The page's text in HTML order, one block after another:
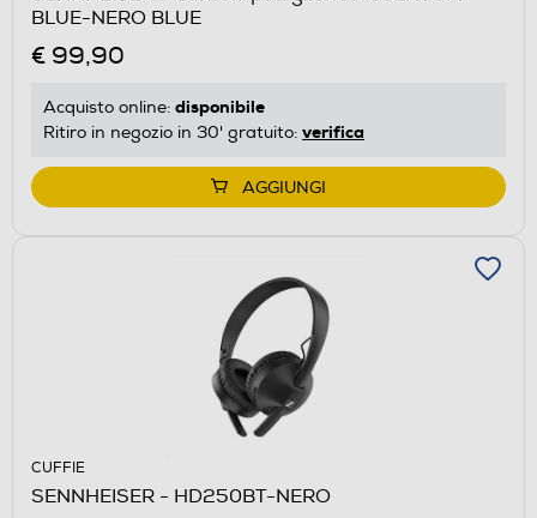
BLUE-NERO BLUE
€ 99,90
Acquisto online: disponibile
Ritiro in negozio in 30' gratuito: verifica
AGGIUNGI
CUFFIE
SENNHEISER - HD250BT-NERO